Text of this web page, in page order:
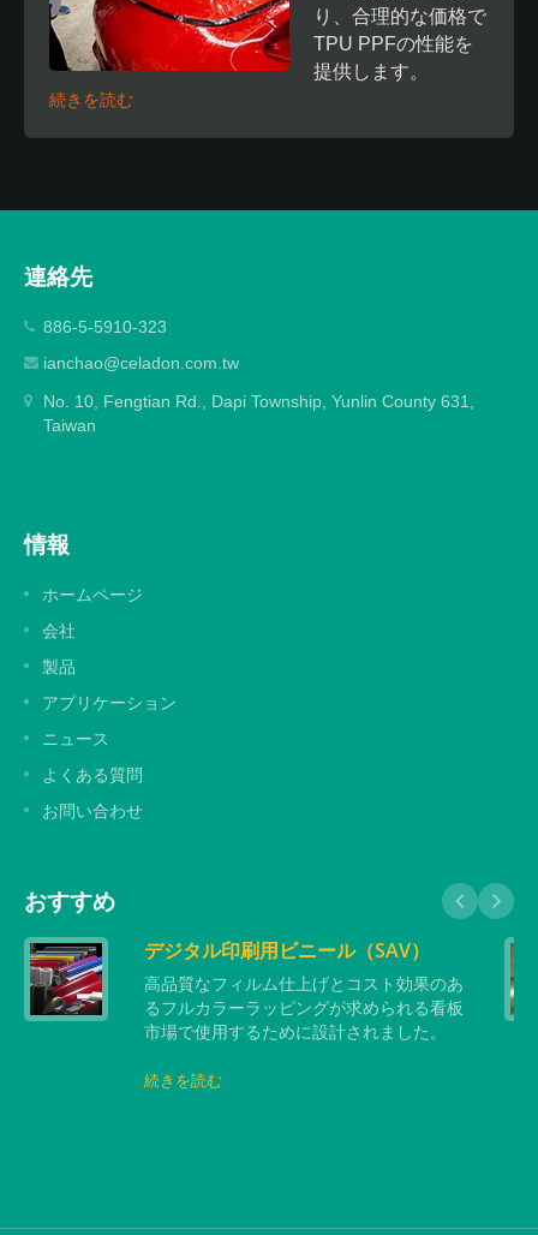
り、合理的な価格で
TPU PPFの性能を
提供します。
続きを読む
連絡先
886-5-5910-323
ianchao@celadon.com.tw
No. 10, Fengtian Rd., Dapi Township, Yunlin County 631,
Taiwan
情報
ホームページ
会社
製品
アプリケーション
ニュース
よくある質問
お問い合わせ
おすすめ
デジタル印刷用ビニール（SAV）
高品質なフィルム仕上げとコスト効果のあ
るフルカラーラッピングが求められる看板
市場で使用するために設計されました。
続きを読む